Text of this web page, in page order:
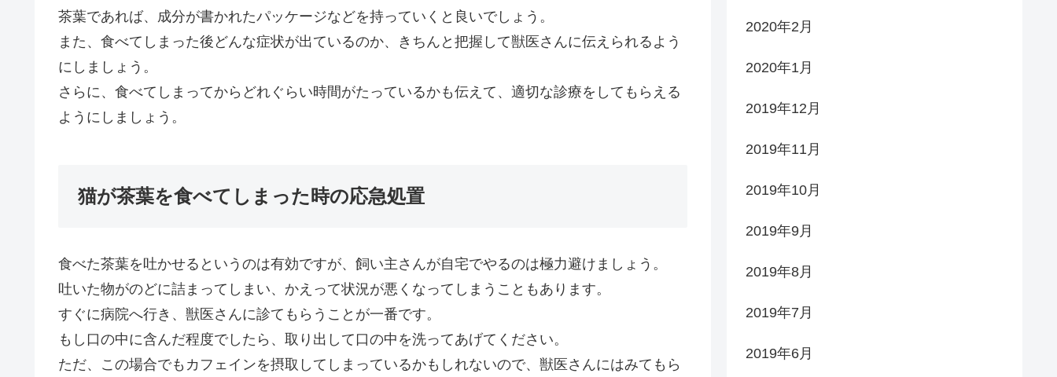
茶葉であれば、成分が書かれたパッケージなどを持っていくと良いでしょう。
また、食べてしまった後どんな症状が出ているのか、きちんと把握して獣医さんに伝えられるよう
にしましょう。
さらに、食べてしまってからどれぐらい時間がたっているかも伝えて、適切な診療をしてもらえる
ようにしましょう。
猫が茶葉を食べてしまった時の応急処置
食べた茶葉を吐かせるというのは有効ですが、飼い主さんが自宅でやるのは極力避けましょう。
吐いた物がのどに詰まってしまい、かえって状況が悪くなってしまうこともあります。
すぐに病院へ行き、獣医さんに診てもらうことが一番です。
もし口の中に含んだ程度でしたら、取り出して口の中を洗ってあげてください。
ただ、この場合でもカフェインを摂取してしまっているかもしれないので、獣医さんにはみてもら
2020年2月
2020年1月
2019年12月
2019年11月
2019年10月
2019年9月
2019年8月
2019年7月
2019年6月